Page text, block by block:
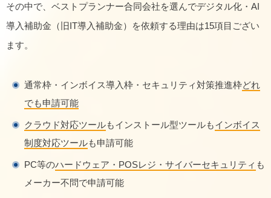
その中で、ベストプランナー合同会社を選んでデジタル化・AI
導入補助金（旧IT導入補助金）を依頼する理由は15項目ござい
ます。
通常枠・インボイス導入枠・セキュリティ対策推進枠どれ
でも申請可能
クラウド対応ツールもインストール型ツールもインボイス
制度対応ツールも申請可能
PC等のハードウェア・POSレジ・サイバーセキュリティ も
メーカー不問で申請可能